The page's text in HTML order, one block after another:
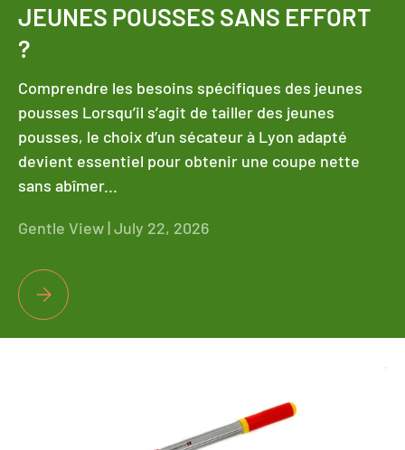
JEUNES POUSSES SANS EFFORT
?
Comprendre les besoins spécifiques des jeunes
pousses Lorsqu’il s’agit de tailler des jeunes
pousses, le choix d’un sécateur à Lyon adapté
devient essentiel pour obtenir une coupe nette
sans abîmer...
Gentle View |July 22, 2026
QUEL SÉCATEUR À LYON CHOISIR POUR UNE COUPE